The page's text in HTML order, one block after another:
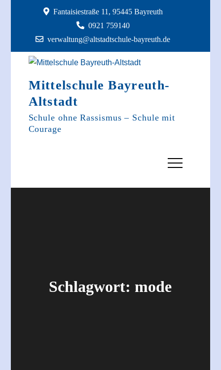
Fantaisiestraße 11, 95445 Bayreuth
0921 759140
verwaltung@altstadtschule-bayreuth.de
Mittelschule Bayreuth-
Altstadt
Schule ohne Rassismus – Schule mit
Courage
Schlagwort:mode